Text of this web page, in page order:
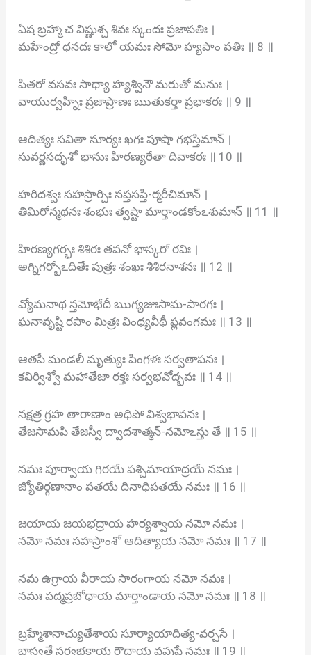
ఏష బ్రహ్మా చ విష్ణుశ్చ శివః స్కందః ప్రజాపతిః ।
మహేంద్రో ధనదః కాలో యమః సోమో హ్యపాం పతిః ॥ 8 ॥
పితరో వసవః సాధ్యా హ్యశ్వినౌ మరుతో మనుః ।
వాయుర్వహ్నిః ప్రజాప్రాణః ఋతుకర్తా ప్రభాకరః ॥ 9 ॥
ఆదిత్యః సవితా సూర్యః ఖగః పూషా గభస్తిమాన్ ।
సువర్ణసదృశో భానుః హిరణ్యరేతా దివాకరః ॥ 10 ॥
హరిదశ్వః సహస్రార్చిః సప్తసప్తి-ర్మరీచిమాన్ ।
తిమిరోన్మథనః శంభుః త్వష్టా మార్తాండకోంఽశుమాన్ ॥ 11 ॥
హిరణ్యగర్భః శిశిరః తపనో భాస్కరో రవిః ।
అగ్నిగర్భోఽదితేః పుత్రః శంఖః శిశిరనాశనః ॥ 12 ॥
వ్యోమనాథ స్తమోభేదీ ఋగ్యజుఃసామ-పారగః ।
ఘనావృష్టి రపాం మిత్రః వింధ్యవీథీ ప్లవంగమః ॥ 13 ॥
ఆతపీ మండలీ మృత్యుః పింగళః సర్వతాపనః ।
కవిర్విశ్వో మహాతేజా రక్తః సర్వభవోద్భవః ॥ 14 ॥
నక్షత్ర గ్రహ తారాణాం అధిపో విశ్వభావనః ।
తేజసామపి తేజస్వీ ద్వాదశాత్మన్-నమోఽస్తు తే ॥ 15 ॥
నమః పూర్వాయ గిరయే పశ్చిమాయాద్రయే నమః ।
జ్యోతిర్గణానాం పతయే దినాధిపతయే నమః ॥ 16 ॥
జయాయ జయభద్రాయ హర్యశ్వాయ నమో నమః ।
నమో నమః సహస్రాంశో ఆదిత్యాయ నమో నమః ॥ 17 ॥
నమ ఉగ్రాయ వీరాయ సారంగాయ నమో నమః ।
నమః పద్మప్రబోధాయ మార్తాండాయ నమో నమః ॥ 18 ॥
బ్రహ్మేశానాచ్యుతేశాయ సూర్యాయాదిత్య-వర్చసే ।
భాస్వతే సర్వభక్షాయ రౌద్రాయ వపుషే నమః ॥ 19 ॥